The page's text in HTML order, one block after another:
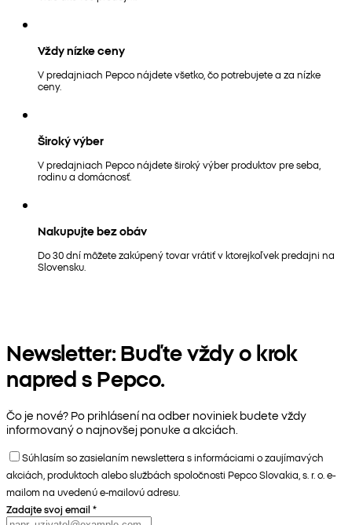
Vždy nízke ceny
V predajniach Pepco nájdete všetko, čo potrebujete a za nízke
ceny.
Široký výber
V predajniach Pepco nájdete široký výber produktov pre seba,
rodinu a domácnosť.
Nakupujte bez obáv
Do 30 dní môžete zakúpený tovar vrátiť v ktorejkoľvek predajni na
Slovensku.
Newsletter: Buďte vždy o krok
napred s Pepco.
Čo je nové? Po prihlásení na odber noviniek budete vždy
informovaný o najnovšej ponuke a akciách.
Súhlasím so zasielaním newslettera s informáciami o zaujímavých
akciách, produktoch alebo službách spoločnosti Pepco Slovakia, s. r. o. e-
mailom na uvedenú e-mailovú adresu.
Zadajte svoj email *